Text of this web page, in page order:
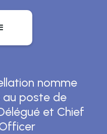
nomme
au poste de
et Chief